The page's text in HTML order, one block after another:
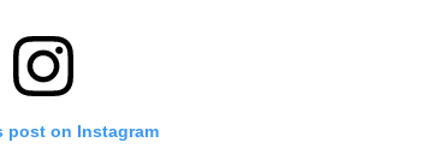
post on Instagram